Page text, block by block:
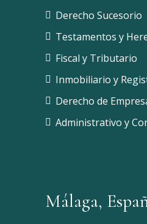
Derecho Sucesorio
Testamentos y
Fiscal y Tributario
Inmobiliario y
Derecho de
Administrativo y
Málaga,